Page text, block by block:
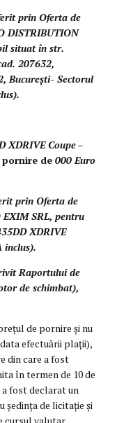
prin Oferta de
DISTRIBUTION
situat în str.
207632,
București- Sectorul
XDRIVE Coupe–
de 000 Euro
prin Oferta de
SRL, pentru
XDRIVE
inclus).
Raportului de
de schimbat),
de pornire și nu
efectuării plații),
din care a fost
în termen de 10 de
a fost declarat un
ședința de licitație și